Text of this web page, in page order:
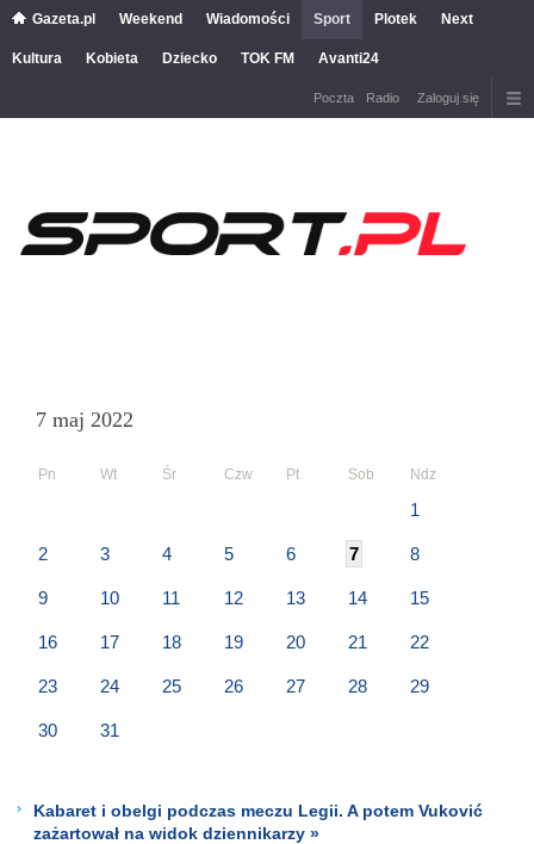
Gazeta.pl Weekend Wiadomości Sport Plotek Next
Kultura Kobieta Dziecko TOK FM Avanti24
Poczta Radio Zaloguj się
7 maj 2022
Pn Wt Śr Czw Pt Sob Ndz
1
2 3 4 5 6 7 8
9 10 11 12 13 14 15
16 17 18 19 20 21 22
23 24 25 26 27 28 29
30 31
Kabaret i obelgi podczas meczu Legii. A potem Vuković
zażartował na widok dziennikarzy »